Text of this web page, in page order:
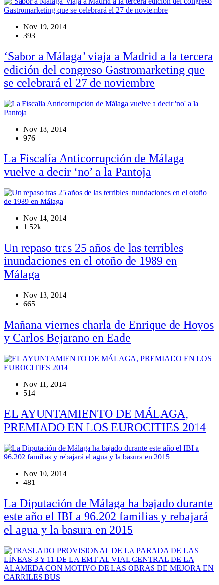
Nov 19, 2014
393
‘Sabor a Málaga’ viaja a Madrid a la tercera
edición del congreso Gastromarketing que
se celebrará el 27 de noviembre
Nov 18, 2014
976
La Fiscalía Anticorrupción de Málaga
vuelve a decir ‘no’ a la Pantoja
Nov 14, 2014
1.52k
Un repaso tras 25 años de las terribles
inundaciones en el otoño de 1989 en
Málaga
Nov 13, 2014
665
Mañana viernes charla de Enrique de Hoyos
y Carlos Bejarano en Eade
Nov 11, 2014
514
EL AYUNTAMIENTO DE MÁLAGA,
PREMIADO EN LOS EUROCITIES 2014
Nov 10, 2014
481
La Diputación de Málaga ha bajado durante
este año el IBI a 96.202 familias y rebajará
el agua y la basura en 2015